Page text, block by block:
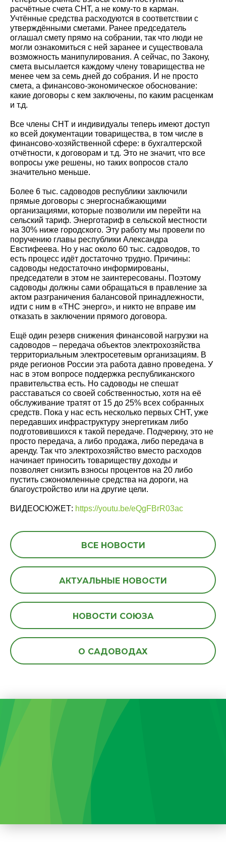
расчётные счета СНТ, а не кому-то в карман.
Учтённые средства расходуются в соответствии с
утверждёнными сметами. Ранее председатель
оглашал смету прямо на собрании, так что люди не
могли ознакомиться с ней заранее и существовала
возможность манипулирования. А сейчас, по Закону,
смета высылается каждому члену товарищества не
менее чем за семь дней до собрания. И не просто
смета, а финансово-экономическое обоснование:
какие договоры с кем заключены, по каким расценкам
и т.д.
Все члены СНТ и индивидуалы теперь имеют доступ
ко всей документации товарищества, в том числе в
финансово-хозяйственной сфере: в бухгалтерской
отчётности, к договорам и т.д. Это не значит, что все
вопросы уже решены, но таких вопросов стало
значительно меньше.
Более 6 тыс. садоводов республики заключили
прямые договоры с энергоснабжающими
организациями, которые позволили им перейти на
сельский тариф. Энерготариф в сельской местности
на 30% ниже городского. Эту работу мы провели по
поручению главы республики Александра
Евстифеева. Но у нас около 60 тыс. садоводов, то
есть процесс идёт достаточно трудно. Причины:
садоводы недостаточно информированы,
председатели в этом не заинтересованы. Поэтому
садоводы должны сами обращаться в правление за
актом разграничения балансовой принадлежности,
идти с ним в «ТНС энерго», и никто не вправе им
отказать в заключении прямого договора.
Ещё один резерв снижения финансовой нагрузки на
садоводов – передача объектов электрохозяйства
территориальным электросетевым организациям. В
ряде регионов России эта работа давно проведена. У
нас в этом вопросе поддержка республиканского
правительства есть. Но садоводы не спешат
расставаться со своей собственностью, хотя на её
обслуживание тратят от 15 до 25% всех собранных
средств. Пока у нас есть несколько первых СНТ, уже
передавших инфраструктуру энергетикам либо
подготовившихся к такой передаче. Подчеркну, это не
просто передача, а либо продажа, либо передача в
аренду. Так что электрохозяйство вместо расходов
начинает приносить товариществу доходы и
позволяет снизить взносы процентов на 20 либо
пустить сэкономленные средства на дороги, на
благоустройство или на другие цели.
ВИДЕОСЮЖЕТ: https://youtu.be/eQgFBrR03ac
ВСЕ НОВОСТИ
АКТУАЛЬНЫЕ НОВОСТИ
НОВОСТИ СОЮЗА
О САДОВОДАХ